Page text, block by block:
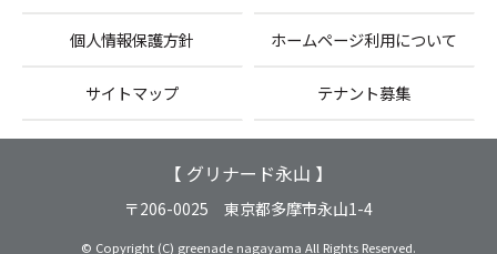
個人情報保護方針 ホームページ利用について
サイトマップ テナント募集
【 グリナード永山 】
〒206-0025 東京都多摩市永山1-4
© Copyright (C) greenade nagayama All Rights Reserved.